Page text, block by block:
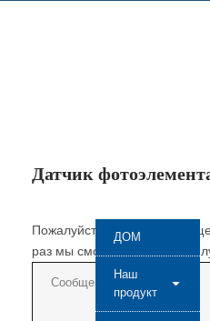
ДОМ
Наш
продукт
Датчик
Пожалуйста, оставьте
раз мы смогли создать еще